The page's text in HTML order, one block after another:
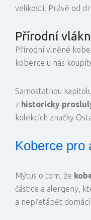
velikostí. Právě od
Přírodní
Přírodní vlněné
koberce u nás
Samostatnou
z historicky
kolekcích značky
Koberce pro
Mýtus o tom, že
částice a alergeny,
a nepřetápět